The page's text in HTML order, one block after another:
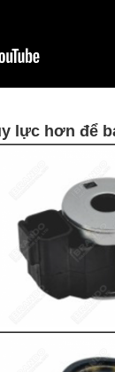
lực hơn để